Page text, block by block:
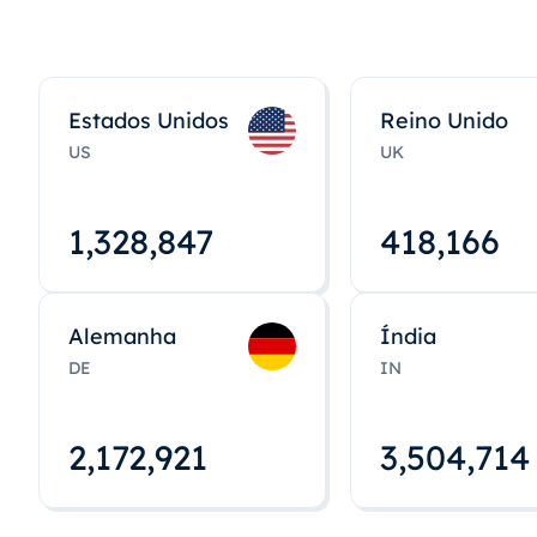
Estados Unidos
US
1,328,848
Reino Unido
UK
418,167
Alemanha
DE
2,172,922
Índia
IN
3,504,715